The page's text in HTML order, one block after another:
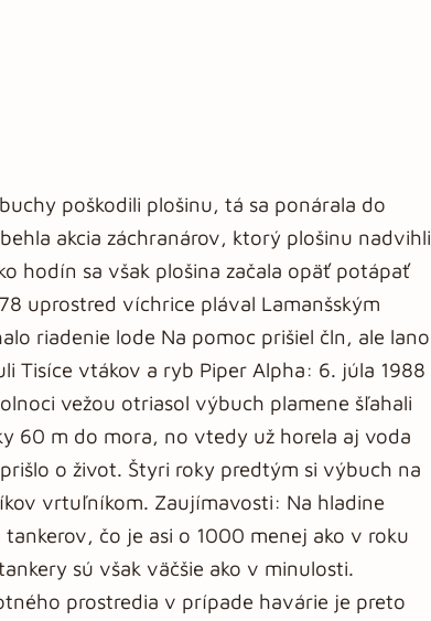
poškodili plošinu, tá sa ponárala do
akcia záchranárov, ktorý plošinu nadvihli
hodín sa však plošina začala opäť potápať
uprostred víchrice plával Lamanšským
riadenie lode Na pomoc prišiel čln, ale lano
Tisíce vtákov a ryb Piper Alpha: 6. júla 1988
vežou otriasol výbuch plamene šľahali
60 m do mora, no vtedy už horela aj voda
o život. Štyri roky predtým si výbuch na
vrtuľníkom. Zaujímavosti: Na hladine
čo je asi o 1000 menej ako v roku
sú však väčšie ako v minulosti.
prostredia v prípade havárie je preto